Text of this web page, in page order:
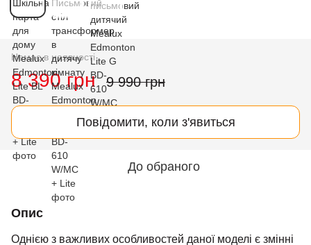
Немає в наявності
8 390 грн 9 990 грн
Повідомити, коли з'явиться
До обраного
Опис
Однією з важливих особливостей даної моделі є змінні